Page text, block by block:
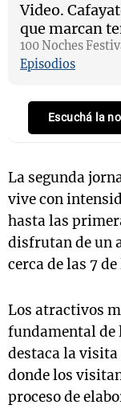
Video.
que marcan
100 Noches
Episodios
Escuchá la
La segunda
vive con
hasta las
disfrutan de un
cerca de las 7
Los atractivos
fundamental de
destaca la visita
donde los
proceso de